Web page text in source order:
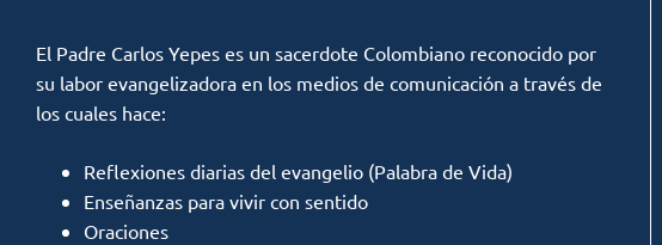
El Padre Carlos Yepes es un sacerdote Colombiano reconocido por
su labor evangelizadora en los medios de comunicación a través de
los cuales hace:
Reflexiones diarias del evangelio (Palabra de Vida)
Enseñanzas para vivir con sentido
Oraciones